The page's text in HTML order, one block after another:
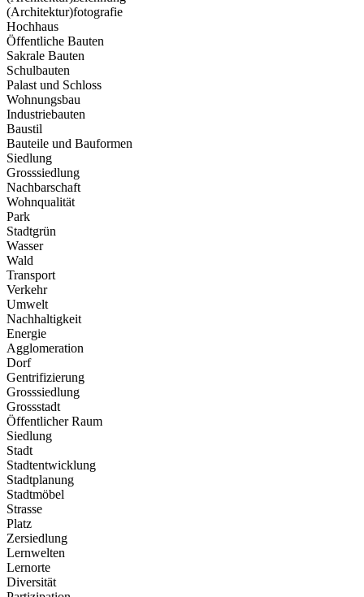
(Architektur)fotografie
Hochhaus
Öffentliche Bauten
Sakrale Bauten
Schulbauten
Palast und Schloss
Wohnungsbau
Industriebauten
Baustil
Bauteile und Bauformen
Siedlung
Grosssiedlung
Nachbarschaft
Wohnqualität
Park
Stadtgrün
Wasser
Wald
Transport
Verkehr
Umwelt
Nachhaltigkeit
Energie
Agglomeration
Dorf
Gentrifizierung
Grosssiedlung
Grossstadt
Öffentlicher Raum
Siedlung
Stadt
Stadtentwicklung
Stadtplanung
Stadtmöbel
Strasse
Platz
Zersiedlung
Lernwelten
Lernorte
Diversität